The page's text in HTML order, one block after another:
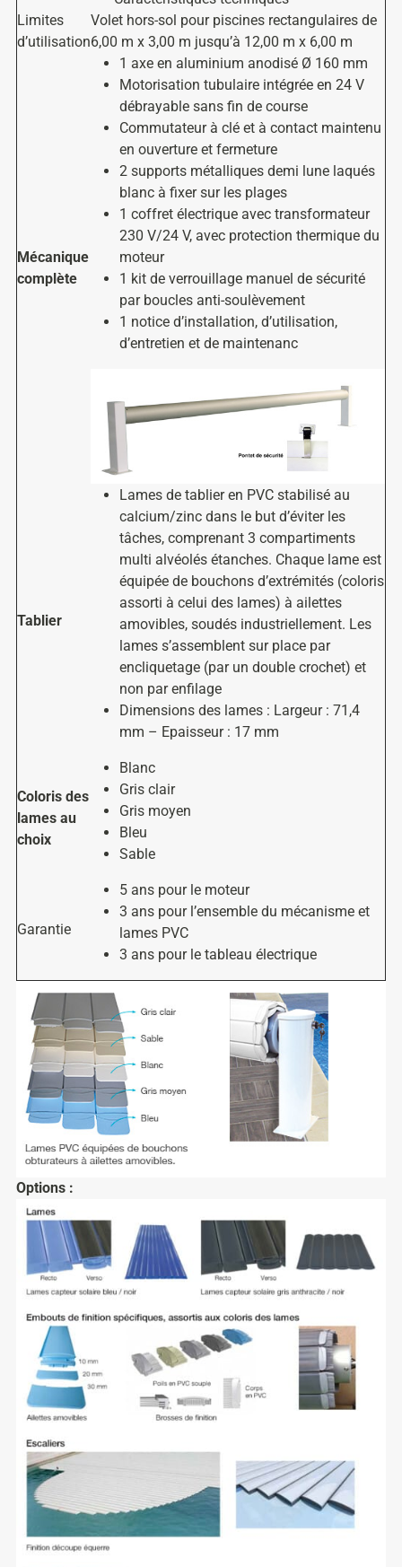
Limites
d’utilisation
Volet hors-sol pour piscines rectangulaires de
6,00 m x 3,00 m jusqu’à 12,00 m x 6,00 m
Mécanique
complète
1 axe en aluminium anodisé Ø 160 mm
Motorisation tubulaire intégrée en 24 V
débrayable sans fin de course
Commutateur à clé et à contact maintenu
en ouverture et fermeture
2 supports métalliques demi lune laqués
blanc à fixer sur les plages
1 coffret électrique avec transformateur
230 V/24 V, avec protection thermique du
moteur
1 kit de verrouillage manuel de sécurité
par boucles anti-soulèvement
1 notice d’installation, d’utilisation,
d’entretien et de maintenanc
Tablier
Lames de tablier en PVC stabilisé au
calcium/zinc dans le but d’éviter les
tâches, comprenant 3 compartiments
multi alvéolés étanches. Chaque lame est
équipée de bouchons d’extrémités (coloris
assorti à celui des lames) à ailettes
amovibles, soudés industriellement. Les
lames s’assemblent sur place par
encliquetage (par un double crochet) et
non par enfilage
Dimensions des lames : Largeur : 71,4
mm – Epaisseur : 17 mm
Coloris des
lames au
choix
Blanc
Gris clair
Gris moyen
Bleu
Sable
Garantie
5 ans pour le moteur
3 ans pour l’ensemble du mécanisme et
lames PVC
3 ans pour le tableau électrique
Options :